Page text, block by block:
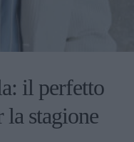
il perfetto
la stagione